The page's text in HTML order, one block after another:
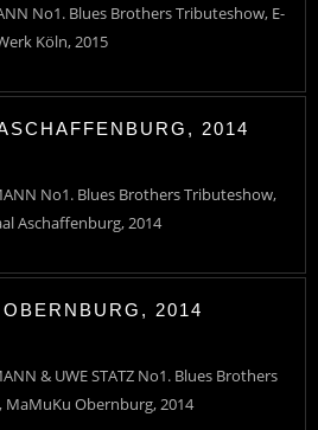
No1. Blues Brothers Tributeshow, E-
Köln, 2015
2014
No1. Blues Brothers Tributeshow,
Aschaffenburg, 2014
2014
& UWE STATZ No1. Blues Brothers
Obernburg, 2014